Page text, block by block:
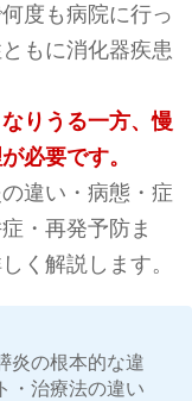
度も病院に行っ
もに消化器疾患
りうる一方、慢
必要です。
違い・病態・症
・再発予防ま
く解説します。
炎の根本的な違
・治療法の違い